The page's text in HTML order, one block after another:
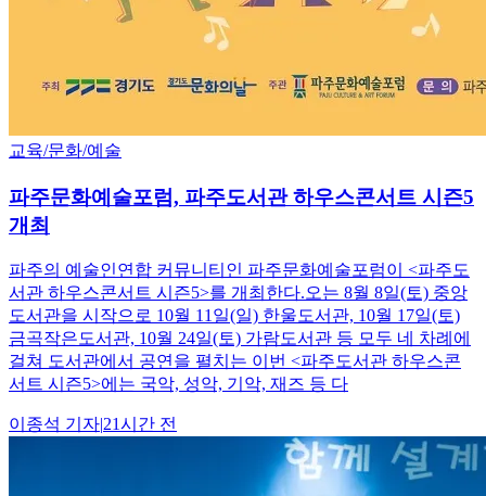
교육/문화/예술
파주문화예술포럼, 파주도서관 하우스콘서트 시즌5
개최
파주의 예술인연합 커뮤니티인 파주문화예술포럼이 <파주도
서관 하우스콘서트 시즌5>를 개최한다.오는 8월 8일(토) 중앙
도서관을 시작으로 10월 11일(일) 한울도서관, 10월 17일(토)
금곡작은도서관, 10월 24일(토) 가람도서관 등 모두 네 차례에
걸쳐 도서관에서 공연을 펼치는 이번 <파주도서관 하우스콘
서트 시즌5>에는 국악, 성악, 기악, 재즈 등 다
이종석 기자|21시간 전